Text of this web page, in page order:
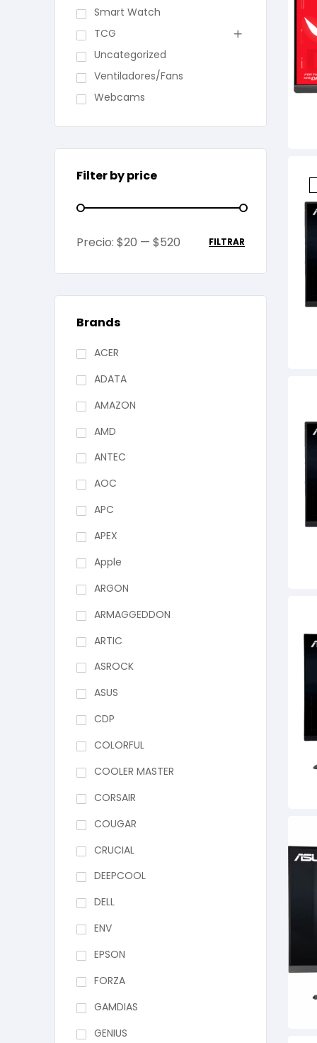
Smart Watch
TCG
Uncategorized
Ventiladores/Fans
Webcams
Filter by price
FILTRAR
Precio: $20 — $520
Brands
ACER
ADATA
AMAZON
AMD
ANTEC
AOC
APC
APEX
Apple
ARGON
ARMAGGEDDON
ARTIC
ASROCK
ASUS
CDP
COLORFUL
COOLER MASTER
CORSAIR
COUGAR
CRUCIAL
DEEPCOOL
DELL
ENV
EPSON
FORZA
GAMDIAS
GENIUS